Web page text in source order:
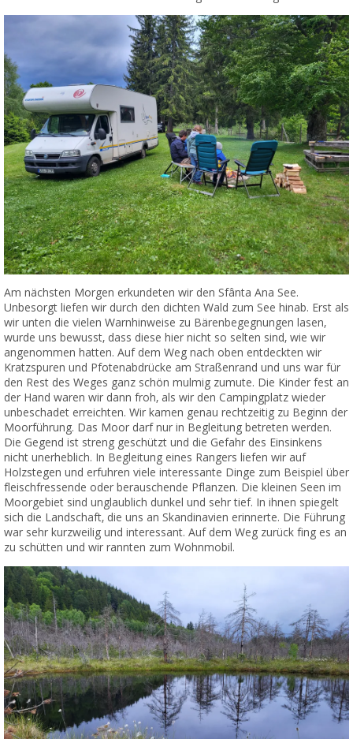
Am nächsten Morgen erkundeten wir den Sfânta Ana See.
Unbesorgt liefen wir durch den dichten Wald zum See hinab. Erst als
wir unten die vielen Warnhinweise zu Bärenbegegnungen lasen,
wurde uns bewusst, dass diese hier nicht so selten sind, wie wir
angenommen hatten. Auf dem Weg nach oben entdeckten wir
Kratzspuren und Pfotenabdrücke am Straßenrand und uns war für
den Rest des Weges ganz schön mulmig zumute. Die Kinder fest an
der Hand waren wir dann froh, als wir den Campingplatz wieder
unbeschadet erreichten. Wir kamen genau rechtzeitig zu Beginn der
Moorführung. Das Moor darf nur in Begleitung betreten werden.
Die Gegend ist streng geschützt und die Gefahr des Einsinkens
nicht unerheblich. In Begleitung eines Rangers liefen wir auf
Holzstegen und erfuhren viele interessante Dinge zum Beispiel über
fleischfressende oder berauschende Pflanzen. Die kleinen Seen im
Moorgebiet sind unglaublich dunkel und sehr tief. In ihnen spiegelt
sich die Landschaft, die uns an Skandinavien erinnerte. Die Führung
war sehr kurzweilig und interessant. Auf dem Weg zurück fing es an
zu schütten und wir rannten zum Wohnmobil.